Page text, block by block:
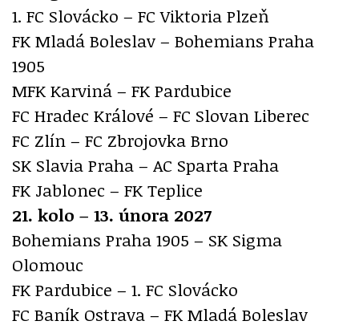
1. FC Slovácko – FC Viktoria Plzeň
FK Mladá Boleslav – Bohemians Praha
1905
MFK Karviná – FK Pardubice
FC Hradec Králové – FC Slovan Liberec
FC Zlín – FC Zbrojovka Brno
SK Slavia Praha – AC Sparta Praha
FK Jablonec – FK Teplice
21. kolo – 13. února 2027
Bohemians Praha 1905 – SK Sigma
Olomouc
FK Pardubice – 1. FC Slovácko
FC Baník Ostrava – FK Mladá Boleslav